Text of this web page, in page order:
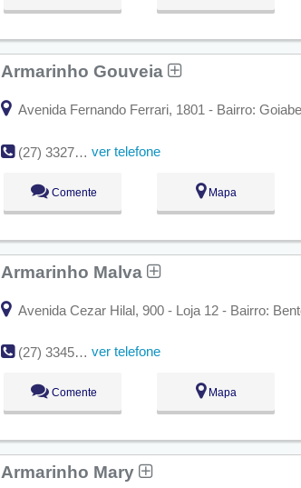
Armarinho Gouveia
Avenida Fernando Ferrari, 1801 - Bairro:
(27) 3327-0355 ver telefone
Comente Mapa
Armarinho Malva
Avenida Cezar Hilal, 900 - Loja 12 - Bairro:
(27) 3345-6171 ver telefone
Comente Mapa
Armarinho Mary